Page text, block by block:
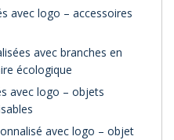
avec logo – accessoires
avec branches en
écologique
avec logo – objets
avec logo – objet